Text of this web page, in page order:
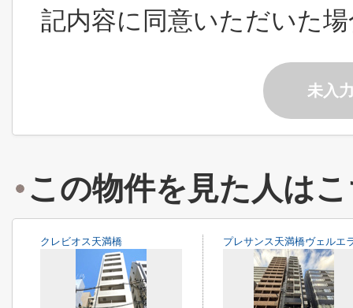
記内容に同意いただいた
未入
この物件を見た人は
クレビオス天満橋 プレサンス天満橋ヴェルエ